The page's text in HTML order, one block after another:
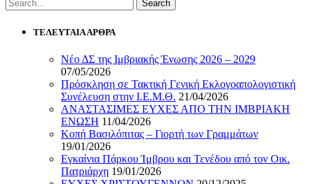
ΤΕΛΕΥΤΑΙΑ ΑΡΘΡΑ
Νέο ΔΣ της Ιμβριακής Ένωσης 2026 – 2029
07/05/2026
Πρόσκληση σε Τακτική Γενική Εκλογοαπολογιστική
Συνέλευση στην Ι.Ε.Μ.Θ. 21/04/2026
ΑΝΑΣΤΑΣΙΜΕΣ ΕΥΧΕΣ ΑΠΟ ΤΗΝ ΙΜΒΡΙΑΚΗ
ΕΝΩΣΗ 11/04/2026
Κοπή Βασιλόπιτας – Γιορτή των Γραμμάτων
19/01/2026
Εγκαίνια Πάρκου Ίμβρου και Τενέδου από τον Οικ.
Πατριάρχη 19/01/2026